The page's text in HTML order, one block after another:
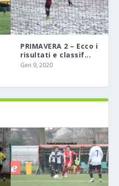
PRIMAVERA 2 – Ecco i
risultati e classif...
Gen 9, 2020